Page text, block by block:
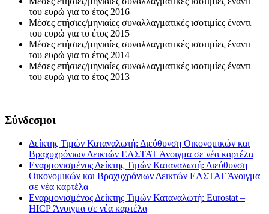
του ευρώ για το έτος 2016
Μέσες ετήσιες/μηνιαίες συναλλαγματικές ισοτιμίες έναντι
του ευρώ για το έτος 2015
Μέσες ετήσιες/μηνιαίες συναλλαγματικές ισοτιμίες έναντι
του ευρώ για το έτος 2014
Μέσες ετήσιες/μηνιαίες συναλλαγματικές ισοτιμίες έναντι
του ευρώ για το έτος 2013
Σύνδεσμοι
Δείκτης Τιμών Καταναλωτή: Διεύθυνση Οικονομικών και
Βραχυχρόνιων Δεικτών ΕΛΣΤΑΤ Άνοιγμα σε νέα καρτέλα
Εναρμονισμένος Δείκτης Τιμών Καταναλωτή: Διεύθυνση
Οικονομικών και Βραχυχρόνιων Δεικτών ΕΛΣΤΑΤ Άνοιγμα
σε νέα καρτέλα
Εναρμονισμένος Δείκτης Τιμών Καταναλωτή: Eurostat –
HICPΆνοιγμα σε νέα καρτέλα